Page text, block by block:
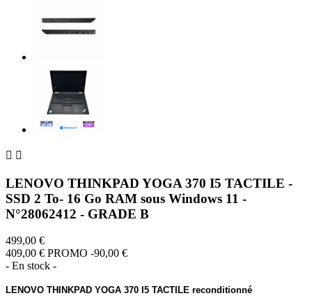
 
LENOVO THINKPAD YOGA 370 I5 TACTILE -
SSD 2 To- 16 Go RAM sous Windows 11 -
N°28062412 - GRADE B
499,00 €
409,00 € PROMO -90,00 €
- En stock -
LENOVO THINKPAD YOGA 370 I5 TACTILE reconditionné